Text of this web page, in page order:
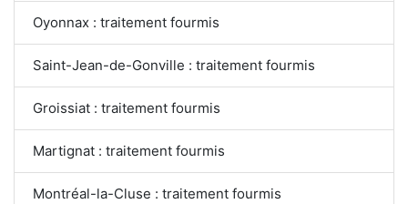
Oyonnax : traitement fourmis
Saint-Jean-de-Gonville : traitement fourmis
Groissiat : traitement fourmis
Martignat : traitement fourmis
Montréal-la-Cluse : traitement fourmis